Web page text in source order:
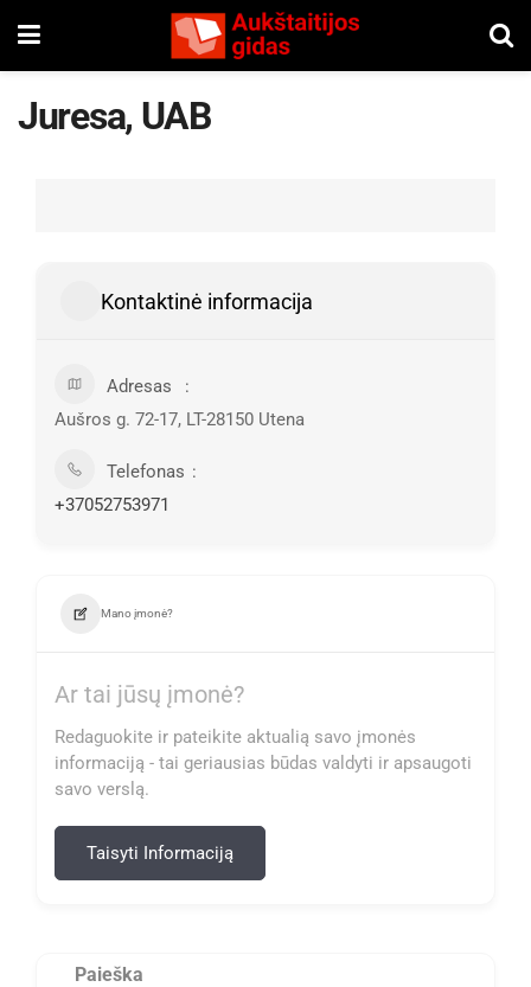
Juresa, UAB
Kontaktinė informacija
Adresas
Aušros g. 72-17, LT-28150 Utena
Telefonas
+37052753971
Mano įmonė?
Ar tai jūsų įmonė?
Redaguokite ir pateikite aktualią savo įmonės
informaciją - tai geriausias būdas valdyti ir apsaugoti
savo verslą.
Taisyti Informaciją
Paieška